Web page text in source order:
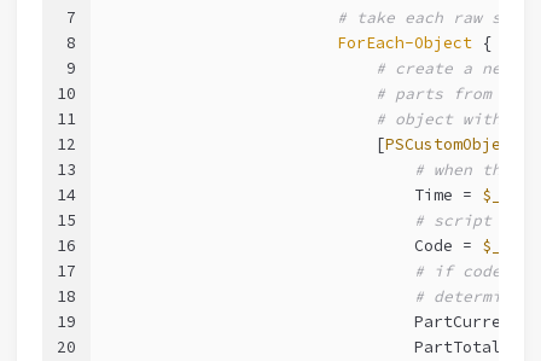
7
8
9
10
11
12
13
14
15
16
17
18
19
20
# take each raw set
ForEach-Object {
# create a new
# parts from the
# object with
                            [
PSCustomObject
# when this
                                Time =
$_
# script
                                Code =
$_
# if code
# determine
PartCurrent
                                PartTotal =